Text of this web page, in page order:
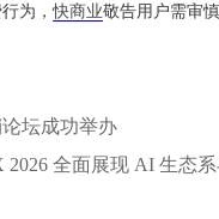
为，快商业敬告用户需审慎
坛成功举办
全面展现 AI 生态